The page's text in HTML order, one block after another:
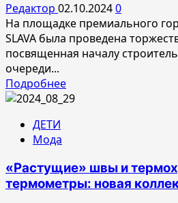
—
31
октября
2024
Редактор 02.10.20240
На площадке премиального
SLAVA была проведена
посвященная началу
очереди...
ПодробнееПрочитать
больше
этап
строительства
ДЕТИ
Мода
«Растущие» швы и
термометры: новая